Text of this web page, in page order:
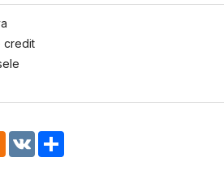
credit
Odnoklassniki
VK